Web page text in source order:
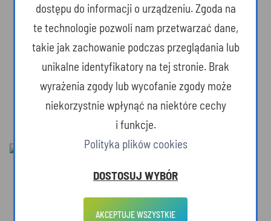
Dzika przyroda
dostępu do informacji o urządzeniu. Zgoda na
te technologie pozwoli nam przetwarzać dane,
takie jak zachowanie podczas przeglądania lub
unikalne identyfikatory na tej stronie. Brak
wyrażenia zgody lub wycofanie zgody może
niekorzystnie wpłynąć na niektóre cechy
i funkcje.
Polityka plików cookies
DOSTOSUJ WYBÓR
AKCEPTUJE WSZYSTKIE